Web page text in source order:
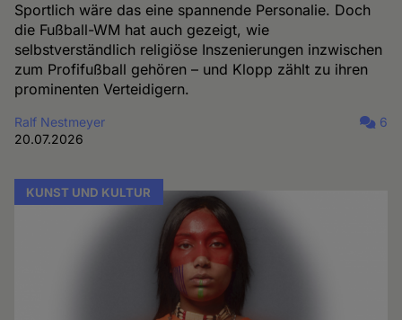
Sportlich wäre das eine spannende Personalie. Doch
die Fußball-WM hat auch gezeigt, wie
selbstverständlich religiöse Inszenierungen inzwischen
zum Profifußball gehören – und Klopp zählt zu ihren
prominenten Verteidigern.
Ralf Nestmeyer
20.07.2026
6
KUNST UND KULTUR